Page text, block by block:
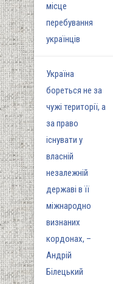
місце
перебування
українців
Україна
бореться не за
чужі території, а
за право
існувати у
власній
незалежній
державі в її
міжнародно
визнаних
кордонах, –
Андрій
Білецький